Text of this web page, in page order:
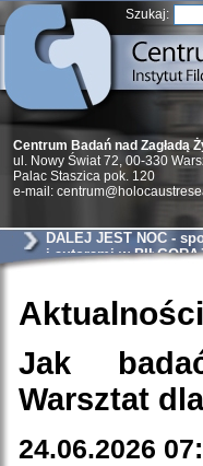
Szukaj:
Centrum Badań nad Zagładą
ul. Nowy Świat 72, 00-330
Palac Staszica pok. 120
e-mail:
DALEJ JEST NOC -
i autorami w
Aktualności
Jak
Warsztat
24.06.2026